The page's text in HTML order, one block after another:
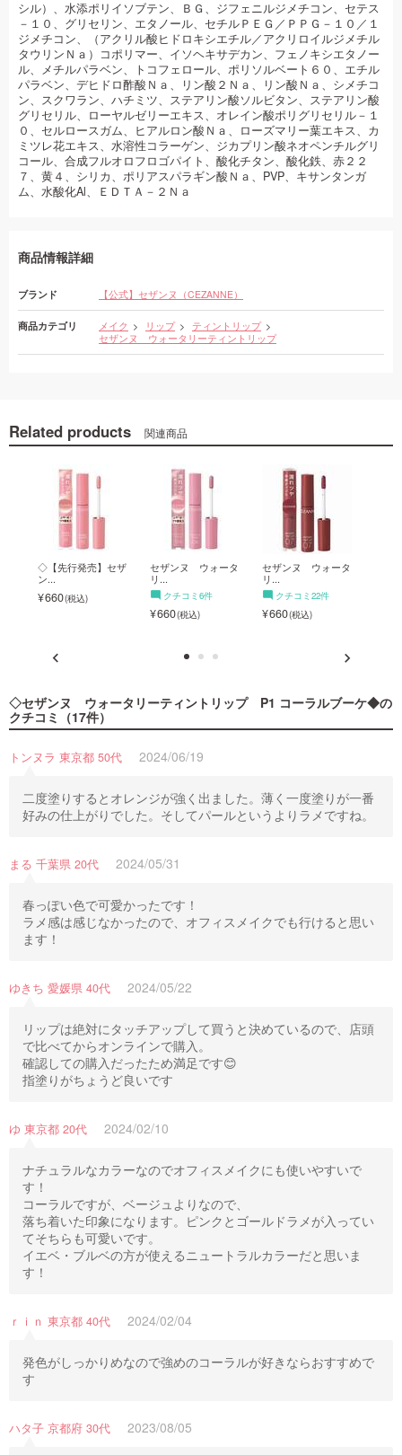
シル）、水添ポリイソブテン、ＢＧ、ジフェニルジメチコン、セテス
－１０、グリセリン、エタノール、セチルＰＥＧ／ＰＰＧ－１０／１
ジメチコン、（アクリル酸ヒドロキシエチル／アクリロイルジメチル
タウリンＮａ）コポリマー、イソヘキサデカン、フェノキシエタノー
ル、メチルパラベン、トコフェロール、ポリソルベート６０、エチル
パラベン、デヒドロ酢酸Ｎａ、リン酸２Ｎａ、リン酸Ｎａ、シメチコ
ン、スクワラン、ハチミツ、ステアリン酸ソルビタン、ステアリン酸
グリセリル、ローヤルゼリーエキス、オレイン酸ポリグリセリル－１
０、セルロースガム、ヒアルロン酸Ｎａ、ローズマリー葉エキス、カ
ミツレ花エキス、水溶性コラーゲン、ジカプリン酸ネオペンチルグリ
コール、合成フルオロフロゴパイト、酸化チタン、酸化鉄、赤２２
７、黄４、シリカ、ポリアスパラギン酸Ｎａ、PVP、キサンタンガ
ム、水酸化Al、ＥＤＴＡ－２Ｎａ
商品情報詳細
ブランド 【公式】セザンヌ（CEZANNE）
商品カテゴリ メイク リップ
ティントリップ
セザンヌ ウォータリーティントリップ
Related products 関連商品
◇【先行発売】セザ
ン...
660
セザンヌ ウォータ
リ...
クチコミ6件
660
セザンヌ ウォータ
リ...
クチコミ22件
660
◇セザンヌ ウォータリーティントリップ P1 コーラルブーケ◆の
クチコミ（17件）
トンヌラ 東京都 50代 2024/06/19
二度塗りするとオレンジが強く出ました。薄く一度塗りが一番
好みの仕上がりでした。そしてパールというよりラメですね。
まる 千葉県 20代 2024/05/31
春っぽい色で可愛かったです！
ラメ感は感じなかったので、オフィスメイクでも行けると思い
ます！
ゆきち 愛媛県 40代 2024/05/22
リップは絶対にタッチアップして買うと決めているので、店頭
で比べてからオンラインで購入。
確認しての購入だったため満足です😊
指塗りがちょうど良いです
ゆ 東京都 20代 2024/02/10
ナチュラルなカラーなのでオフィスメイクにも使いやすいで
す！
コーラルですが、ベージュよりなので、
落ち着いた印象になります。ピンクとゴールドラメが入ってい
てそちらも可愛いです。
イエベ・ブルベの方が使えるニュートラルカラーだと思いま
す！
ｒｉｎ 東京都 40代 2024/02/04
発色がしっかりめなので強めのコーラルが好きならおすすめで
す
ハタ子 京都府 30代 2023/08/05